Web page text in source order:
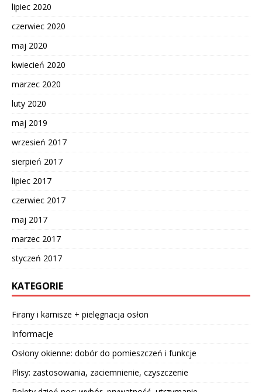
lipiec 2020
czerwiec 2020
maj 2020
kwiecień 2020
marzec 2020
luty 2020
maj 2019
wrzesień 2017
sierpień 2017
lipiec 2017
czerwiec 2017
maj 2017
marzec 2017
styczeń 2017
KATEGORIE
Firany i karnisze + pielęgnacja osłon
Informacje
Osłony okienne: dobór do pomieszczeń i funkcje
Plisy: zastosowania, zaciemnienie, czyszczenie